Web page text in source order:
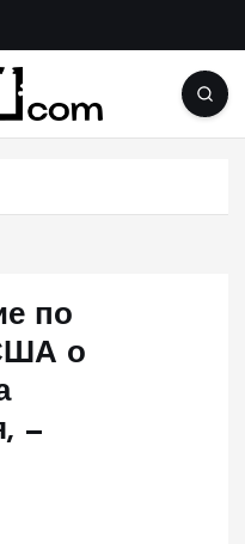
преступных действий в
по
о
—